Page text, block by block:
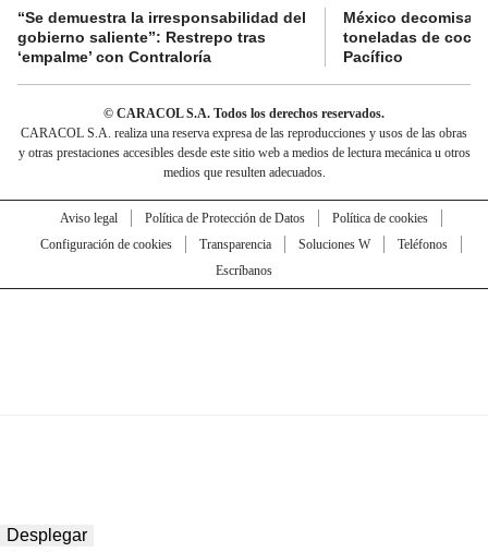
“Se demuestra la irresponsabilidad del
gobierno saliente”: Restrepo tras
‘empalme’ con Contraloría
México decomisa
toneladas de
Pacífico
© CARACOL S.A. Todos los derechos reservados.
CARACOL S.A. realiza una reserva expresa de las reproducciones y usos de las obras
y otras prestaciones accesibles desde este sitio web a medios de lectura mecánica u otros
medios que resulten adecuados.
Aviso legal Política de Protección de Datos
Política de cookies
Configuración de cookies
Transparencia Soluciones W
Teléfonos
Escríbanos
Desplegar